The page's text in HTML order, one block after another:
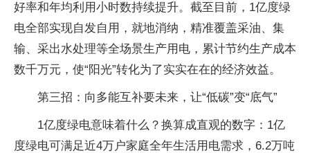
好率和年均利用小时数持续提升。截至目前，1亿度绿
电全部实现自发自用，就地消纳，精准覆盖采油、集
输、采出水处理等全场景生产用电，累计节约生产成本
数千万元，使“阳光”转化为了实实在在的经济效益。
第三招：向多能互补要未来，让“低碳”变“底气”
1亿度绿电意味着什么？换算成直观的数字：1亿
度绿电可满足近4万户家庭全年生活用电需求，6.2万吨